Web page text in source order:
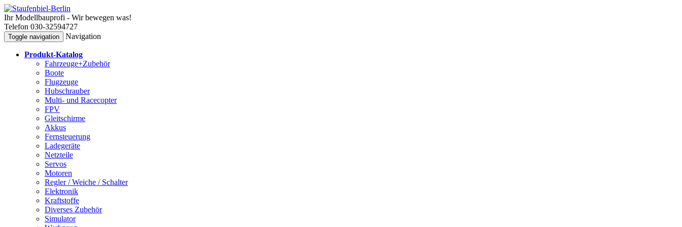
Ihr Modellbauprofi - Wir bewegen was!
Telefon 030-32594727
Toggle navigation Navigation
Produkt-Katalog
Fahrzeuge+Zubehör
Boote
Flugzeuge
Hubschrauber
Multi- und Racecopter
FPV
Gleitschirme
Akkus
Fernsteuerung
Ladegeräte
Netzteile
Servos
Motoren
Regler / Weiche / Schalter
Elektronik
Kraftstoffe
Diverses Zubehör
Simulator